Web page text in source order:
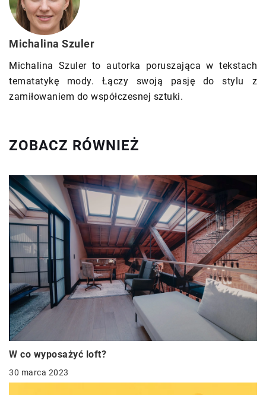
Michalina Szuler
Michalina Szuler to autorka poruszająca w tekstach
tematatykę mody. Łączy swoją pasję do stylu z
zamiłowaniem do współczesnej sztuki.
ZOBACZ RÓWNIEŻ
W co wyposażyć loft?
30 marca 2023